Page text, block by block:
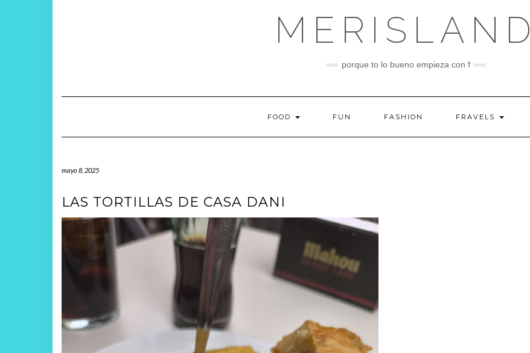
MERISLAND
porque to lo bueno empieza con f
FOOD FUN FASHION FRAVELS
mayo 8, 2025
LAS TORTILLAS DE CASA DANI